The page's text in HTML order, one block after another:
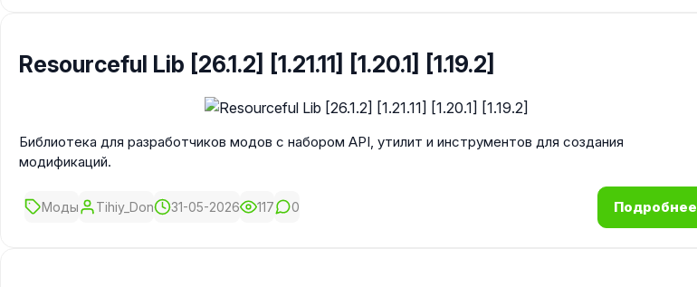
Resourceful Lib [26.1.2] [1.21.11] [1.20.1] [1.19.2]
Библиотека для разработчиков модов с набором API, утилит и инструментов для создания
модификаций.
Моды Tihiy_Don 31-05-2026 117 0 Подробнее